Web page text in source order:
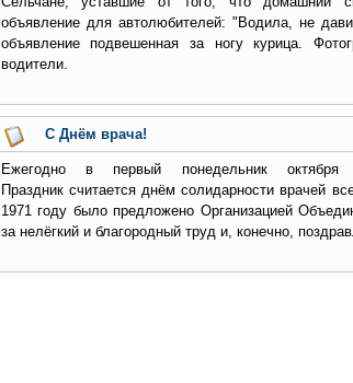
объявление для автолюбителей: "Водила, не
объявление подвешенная за ногу курица.
водители.
С Днём врача!
Ежегодно в первый понедельник
Праздник считается днём солидарности врачей
1971 году было предложено Организацией
за нелёгкий и благородный труд и, конечно,